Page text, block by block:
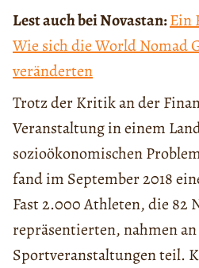
Lest auch bei Novastan:Ein
Wie sich die World Nomad
veränderten
Trotz der Kritik an der
Veranstaltung in einem
sozioökonomischen
fand im September 2018
Fast 2.000 Athleten, die 82
repräsentierten, nahmen an
Sportveranstaltungen teil.